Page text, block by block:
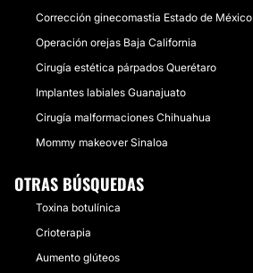
Corrección ginecomastia Estado de México
Operación orejas Baja California
Cirugía estética párpados Querétaro
Implantes labiales Guanajuato
Cirugía malformaciones Chihuahua
Mommy makeover Sinaloa
OTRAS BÚSQUEDAS
Toxina botulínica
Crioterapia
Aumento glúteos